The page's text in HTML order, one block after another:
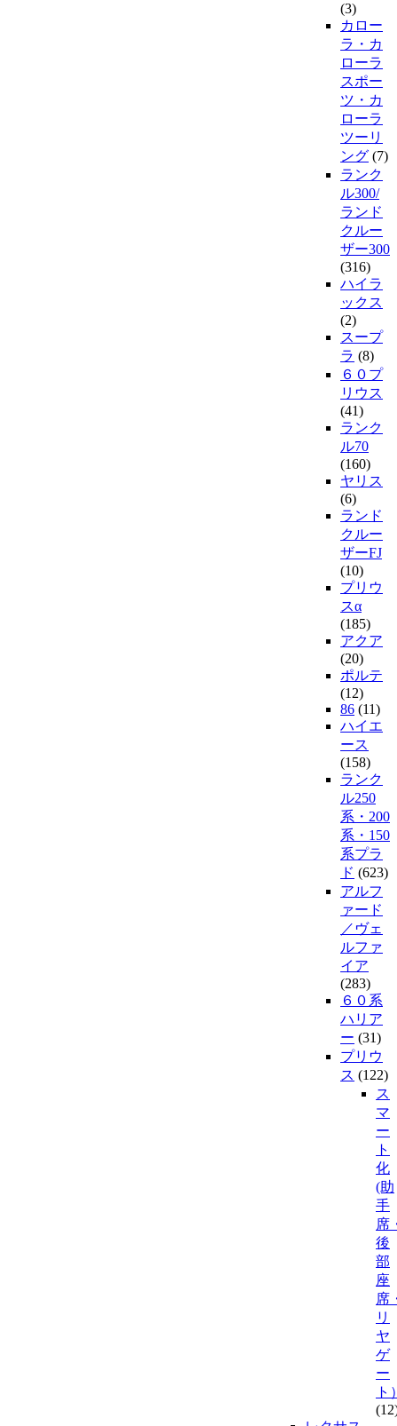
(3)
カロー
ラ・カ
ローラ
スポー
ツ・カ
ローラ
ツーリ
ング (7)
ランク
ル300/
ランド
クルー
ザー300
(316)
ハイラ
ックス
(2)
スープ
ラ (8)
６０プ
リウス
(41)
ランク
ル70
(160)
ヤリス
(6)
ランド
クルー
ザーFJ
(10)
プリウ
スα
(185)
アクア
(20)
ポルテ
(12)
86 (11)
ハイエ
ース
(158)
ランク
ル250
系・200
系・150
系プラ
ド (623)
アルフ
ァード
／ヴェ
ルファ
イア
(283)
６０系
ハリア
ー (31)
プリウ
ス (122)
ス
マ
ー
ト
化
(助
手
席
後
部
座
席
リ
ヤ
ゲ
ー
ト